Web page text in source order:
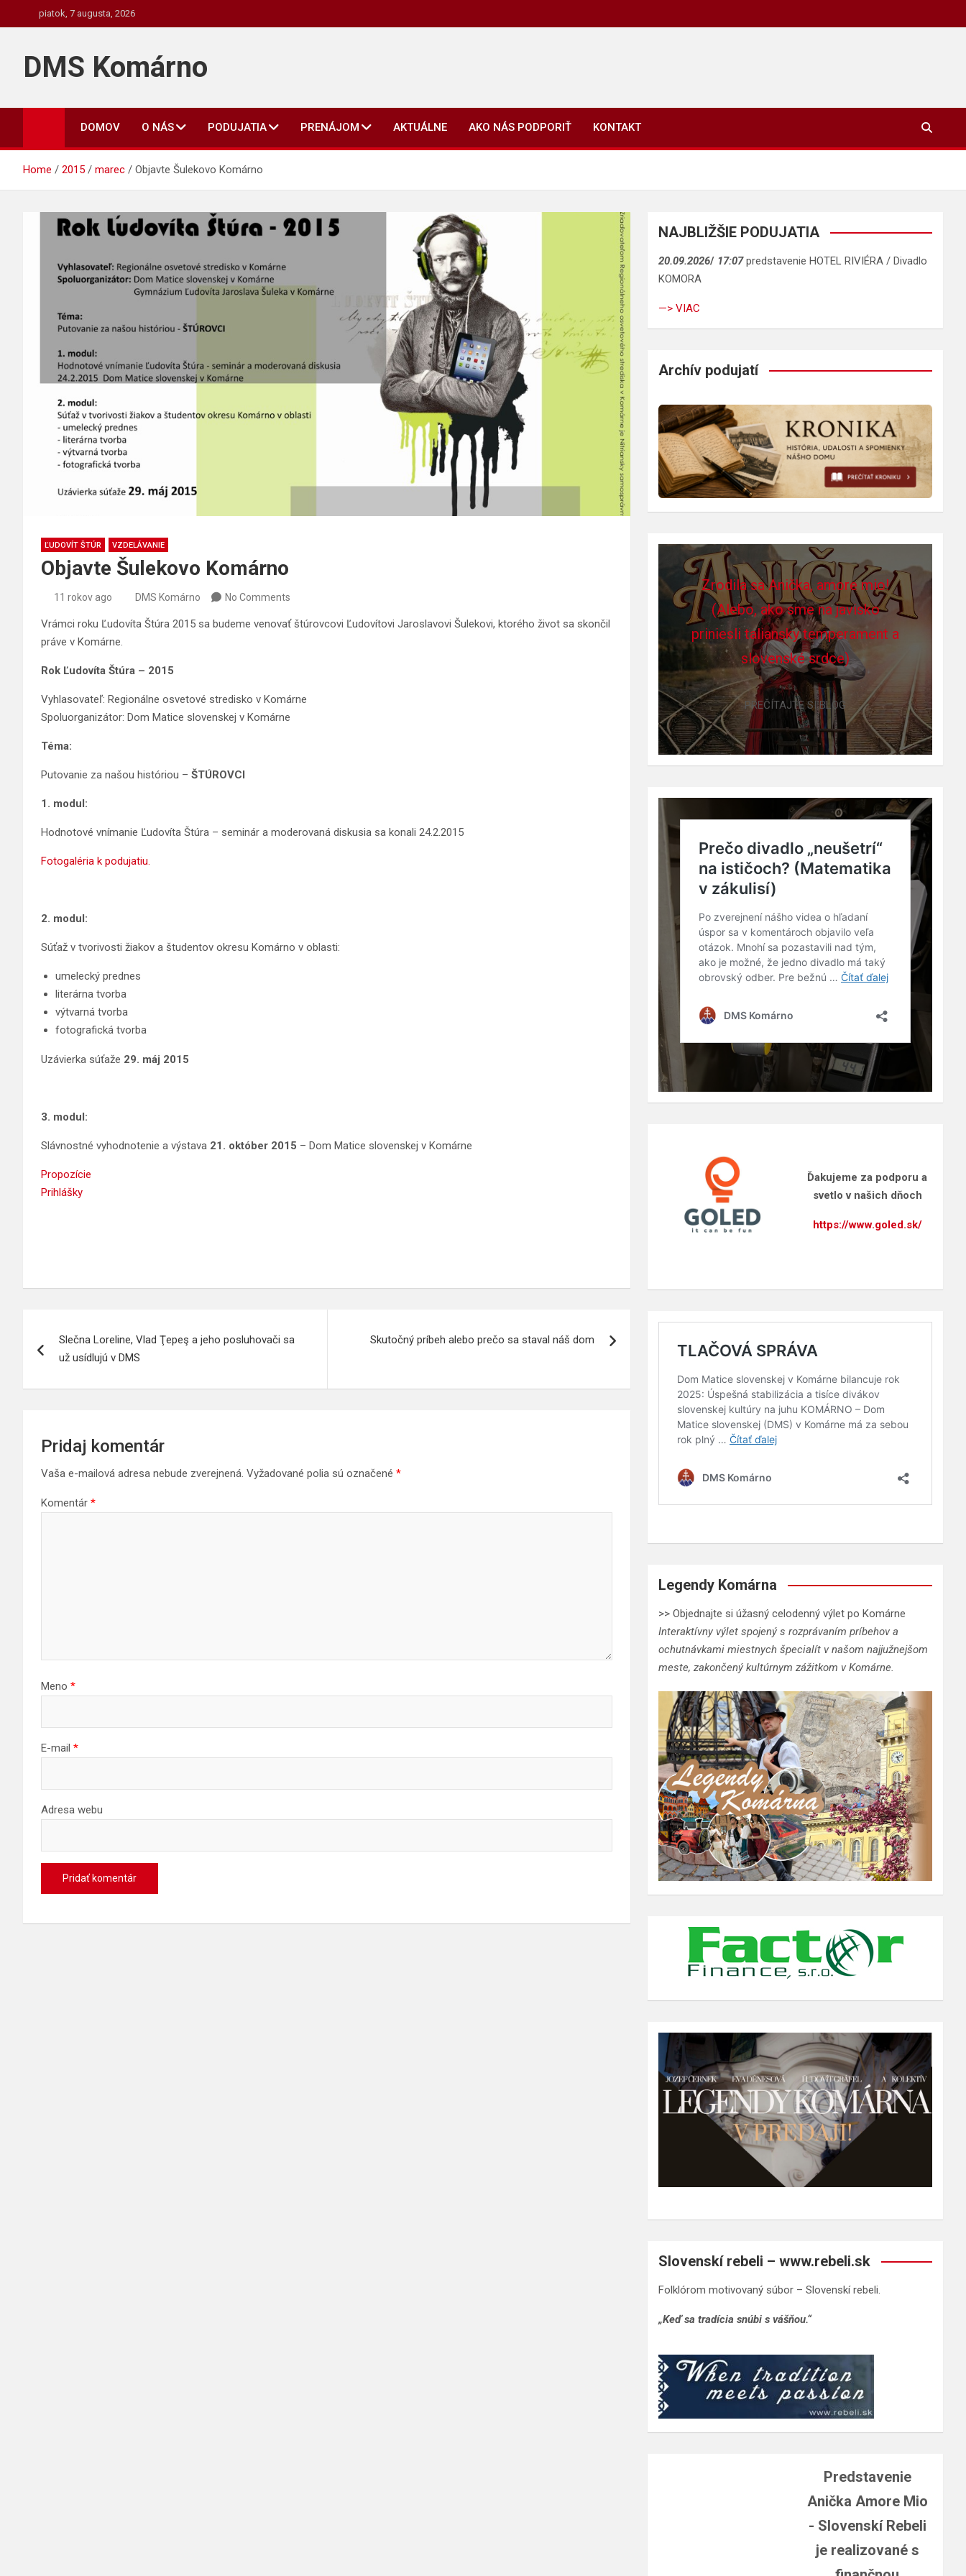
to
piatok, 7 augusta, 2026
DMS Komárno
DOMOV O NÁS PODUJATIA PRENÁJOM AKTUÁLNE AKO NÁS PODPORIŤ KONTAKT
Home 2015 marec Objavte Šulekovo Komárno
ĽUDOVÍT ŠTÚR VZDELÁVANIE
Objavte Šulekovo Komárno
11 rokov ago DMS Komárno No Comments
Vrámci roku Ľudovíta Štúra 2015 sa budeme venovať štúrovcovi Ľudovítovi Jaroslavovi Šulekovi, ktorého život sa skončil
práve v Komárne.
Rok Ľudovíta Štúra – 2015
Vyhlasovateľ: Regionálne osvetové stredisko v Komárne
Spoluorganizátor: Dom Matice slovenskej v Komárne
Téma:
Putovanie za našou históriou – ŠTÚROVCI
1. modul:
Hodnotové vnímanie Ľudovíta Štúra – seminár a moderovaná diskusia sa konali 24.2.2015
Fotogaléria k podujatiu.
2. modul:
Súťaž v tvorivosti žiakov a študentov okresu Komárno v oblasti:
umelecký prednes
literárna tvorba
výtvarná tvorba
fotografická tvorba
Uzávierka súťaže 29. máj 2015
3. modul:
Slávnostné vyhodnotenie a výstava 21. október 2015 – Dom Matice slovenskej v Komárne
Propozície
Prihlášky
článku
Slečna Loreline, Vlad Ţepeş a jeho posluhovači sa
už usídlujú v DMS
Skutočný príbeh alebo prečo sa staval náš dom
Pridaj komentár
Vaša e-mailová adresa nebude zverejnená. Vyžadované polia sú označené *
Komentár *
Meno *
E-mail *
Adresa webu
NAJBLIŽŠIE PODUJATIA
20.09.2026/ 17:07predstavenie HOTEL RIVIÉRA / Divadlo
KOMORA
—> VIAC
Archív podujatí
Zrodila sa Anička, amore mio!
(Alebo, ako sme na javisko
priniesli taliansky temperament a
slovenské srdce)
PREČÍTAJTE SI BLOG
Ďakujeme za podporu a
svetlo v našich dňoch
https://www.goled.sk/
Legendy Komárna
>> Objednajte si úžasný celodenný výlet po Komárne
Interaktívny výlet spojený s rozprávaním príbehov a
ochutnávkami miestnych špecialít v našom najjužnejšom
meste, zakončený kultúrnym zážitkom v Komárne.
Slovenskí rebeli – www.rebeli.sk
Folklórom motivovaný súbor – Slovenskí rebeli.
„Keď sa tradícia snúbi s vášňou.“
Predstavenie
Anička Amore Mio
- Slovenskí Rebeli
je realizované s